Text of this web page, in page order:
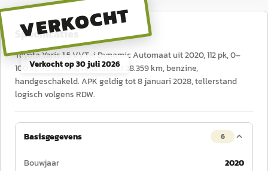
VERKOCHT
Verkocht op30 juli 2026
Specificaties
Toyota Yaris 1.5 VVT-i Dynamic Automaat uit 2020, 112 pk, 0–
100 km/u in 11,2 s, tellerstand 28.359 km, benzine,
handgeschakeld. APK geldig tot 8 januari 2028, tellerstand
logisch volgens RDW.
Basisgegevens 6
Bouwjaar
2020